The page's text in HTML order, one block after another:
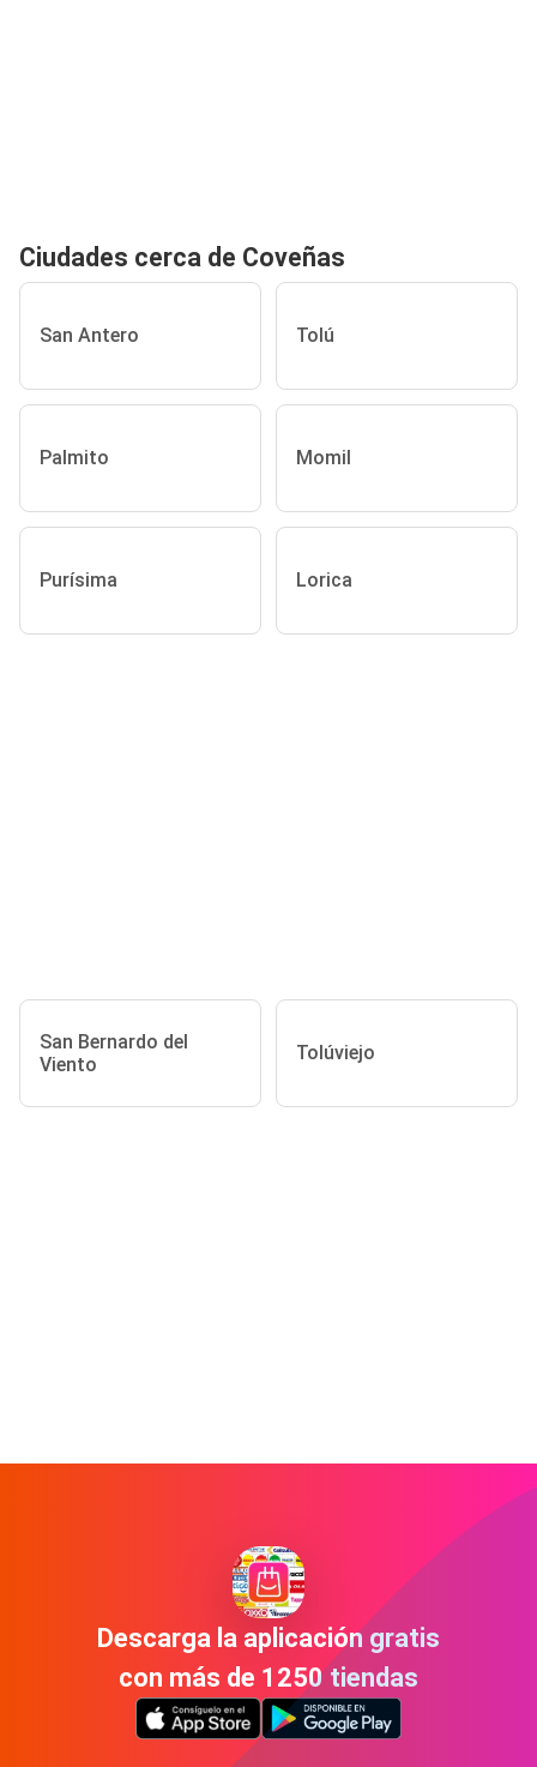
Ciudades cerca de Coveñas
San Antero Tolú
Palmito Momil
Purísima Lorica
San Bernardo del
Viento
Tolúviejo
Descarga la aplicación gratis
con más de 1250 tiendas